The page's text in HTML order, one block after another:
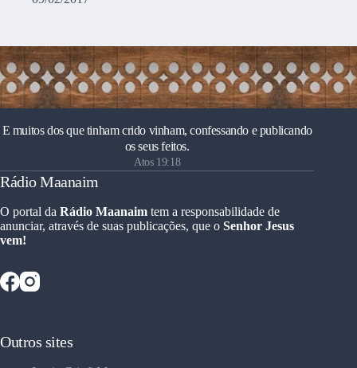
E muitos dos que tinham crido vinham, confessando e publicando
os seus feitos.
Atos 19:18
Rádio Maanaim
O portal da Rádio Maanaim tem a responsabilidade de
anunciar, através de suas publicações, que o Senhor Jesus
vem!
Outros sites